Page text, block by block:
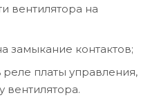
вентилятора на
замыкание контактов;
платы управления,
вентилятора.